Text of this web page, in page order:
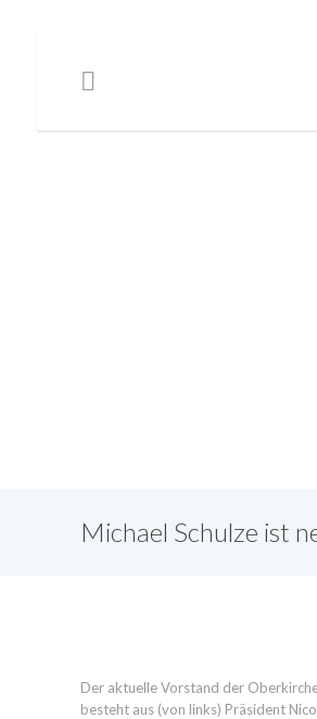
Michael Schulze ist
Der aktuelle Vorstand der
besteht aus (von links) Präsident